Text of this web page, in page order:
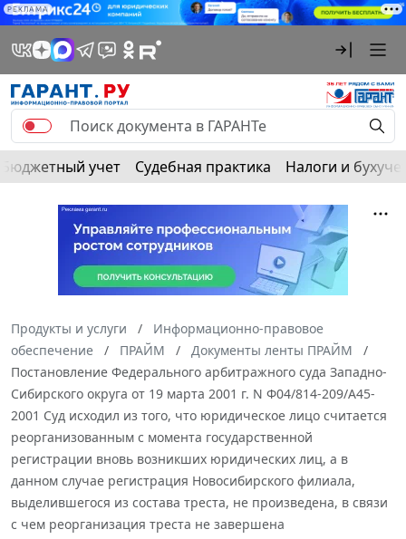
РЕКЛАМА
Бюджетный учет Судебная практика Налоги и
Продукты и услуги
Информационно-правовое
обеспечение
ПРАЙМ
Документы ленты ПРАЙМ
Постановление Федерального арбитражного суда Западно-
Сибирского округа от 19 марта 2001 г. N Ф04/814-209/А45-
2001 Суд исходил из того, что юридическое лицо считается
реорганизованным с момента государственной
регистрации вновь возникших юридических лиц, а в
данном случае регистрация Новосибирского филиала,
выделившегося из состава треста, не произведена, в связи
с чем реорганизация треста не завершена